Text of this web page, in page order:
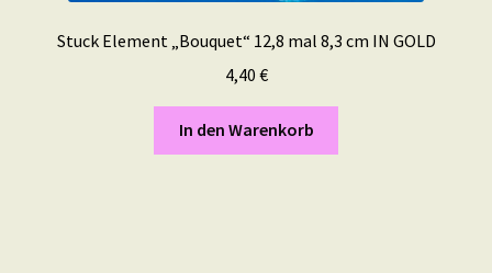
Stuck Element „Bouquet“ 12,8 mal 8,3 cm IN GOLD
4,40 €
In den Warenkorb